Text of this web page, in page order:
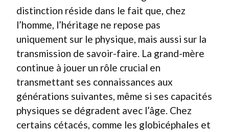
distinction réside dans le fait que, chez
l’homme, l’héritage ne repose pas
uniquement sur le physique, mais aussi sur la
transmission de savoir-faire. La grand-mère
continue à jouer un rôle crucial en
transmettant ses connaissances aux
générations suivantes, même si ses capacités
physiques se dégradent avec l’âge. Chez
certains cétacés, comme les globicéphales et